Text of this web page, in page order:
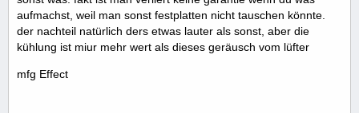
aufmachst, weil man sonst festplatten nicht tauschen könnte.
der nachteil natürlich ders etwas lauter als sonst, aber die
kühlung ist miur mehr wert als dieses geräusch vom lüfter
mfg Effect